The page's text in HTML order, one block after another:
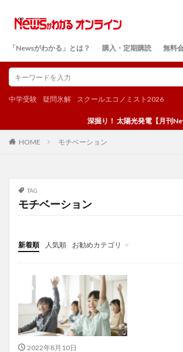
「Newsがわかる」とは？ 購入・定期購読 無料
中学受験 疑問氷解 スクールエコノミスト2026
深掘り！ 太陽光発電【月刊
HOME モチベーション
TAG
モチベーション
新着順 人気順
お勧めカテゴリ
投稿
学び
マンガ
電子書籍
2022年8月10日
検索